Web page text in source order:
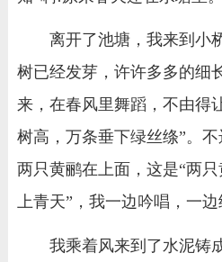
离开了池塘，我来到小
树已经发芽，许许多多的细
来，在春风里舞蹈，不由得
树高，万条垂下绿丝绦”。
两只黄鹂在上面，这是“两
上青天”，我一边吟唱，一边
我乘着风来到了水泥铸